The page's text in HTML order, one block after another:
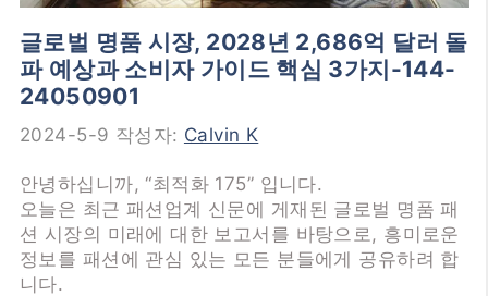
글로벌 명품 시장, 2028년 2,686억 달러 돌
파 예상과 소비자 가이드 핵심 3가지-144-
24050901
2024-5-9 작성자: Calvin K
안녕하십니까, “최적화 175” 입니다.
오늘은 최근 패션업계 신문에 게재된 글로벌 명품 패
션 시장의 미래에 대한 보고서를 바탕으로, 흥미로운
정보를 패션에 관심 있는 모든 분들에게 공유하려 합
니다.